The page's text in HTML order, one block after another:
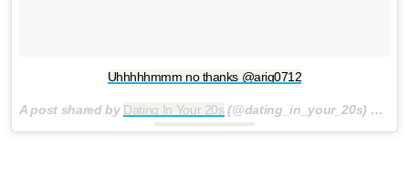
Uhhhhhmmm no thanks @arig0712
A post shared by Dating In Your 20s (@dating_in_your_20s) on